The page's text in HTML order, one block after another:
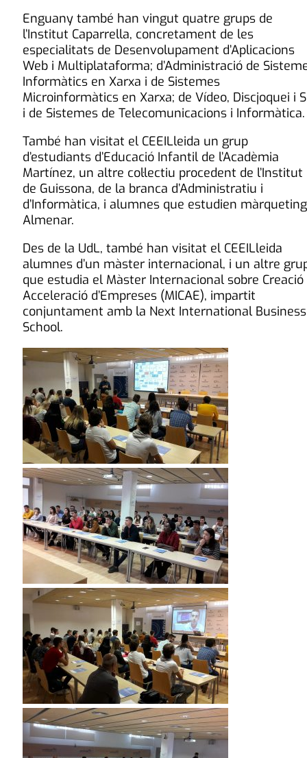
Enguany també han vingut quatre grups de
l’Institut Caparrella, concretament de les
especialitats de Desenvolupament d’Aplicacions
Web i Multiplataforma; d’Administració de
Informàtics en Xarxa i de Sistemes
Microinformàtics en Xarxa; de Vídeo, Discjoquei i
i de Sistemes de Telecomunicacions i Informàtica.
També han visitat el CEEILleida un grup
d’estudiants d’Educació Infantil de l’Acadèmia
Martínez, un altre col·lectiu procedent de l’Institut
de Guissona, de la branca d’Administratiu i
d’Informàtica, i alumnes que estudien
Almenar.
Des de la UdL, també han visitat el CEEILleida
alumnes d’un màster internacional, i un altre
que estudia el Màster Internacional sobre Creació
Acceleració d’Empreses (MICAE), impartit
conjuntament amb la Next International Business
School.